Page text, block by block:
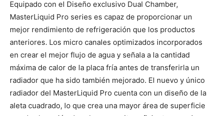
Equipado con el Diseño exclusivo Dual Chamber,
MasterLiquid Pro series es capaz de proporcionar un
mejor rendimiento de refrigeración que los productos
anteriores. Los micro canales optimizados incorporados
en crear el mejor flujo de agua y señala a la cantidad
máxima de calor de la placa fría antes de transferirla un
radiador que ha sido también mejorado. El nuevo y único
radiador del MasterLiquid Pro cuenta con un diseño de la
aleta cuadrado, lo que crea una mayor área de superficie